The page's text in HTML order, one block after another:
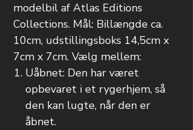
modelbil af Atlas Editions
Collections. Mål: Billængde ca.
10cm, udstillingsboks 14,5cm x
7cm x 7cm. Vælg mellem:
Uåbnet: Den har været
opbevaret i et rygerhjem, så
den kan lugte, når den er
åbnet.